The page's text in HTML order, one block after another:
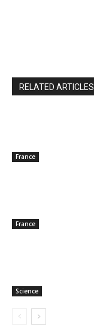
RELATED ARTICLES
France
France
Science